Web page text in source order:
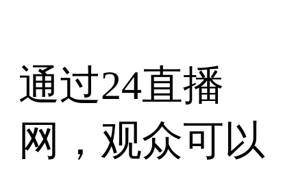
通过24直播
网，观众可以